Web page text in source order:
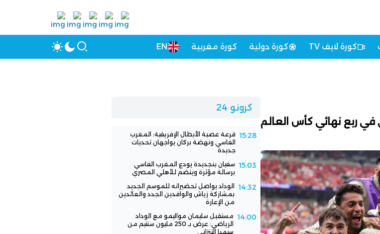
كورة لايف TV كورة دولية كورة مغربية EN
ربع نهائي كأس العالم
كرونو 24
15:28 قرعة عصبة الأبطال الإفريقية: المغرب
الفاسي ونهضة بركان يواجهان تحديات
جديدة
15:03 سفيان بنجديدة يودع المغرب الفاسي
برسالة مؤثرة وينضم للأهلي المصري
14:32
الوداد يواصل تحضيراته للموسم الجديد
بمشاركة زياش والوافدين الجدد والعائدين
من الإعارة
14:00 مستقبل سليمان مواليمو مع الوداد
الرياضي: عرض بـ 250 مليون سنتيم من
سيمبا التنزاني